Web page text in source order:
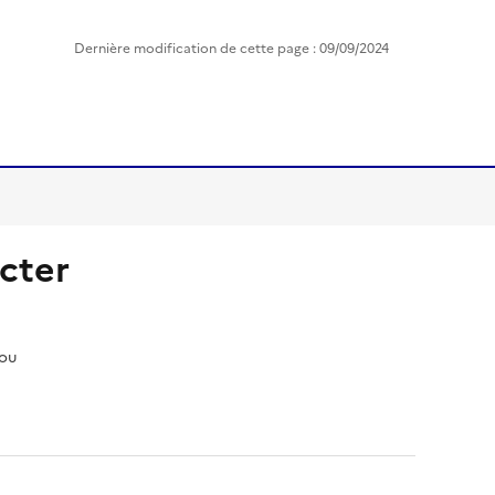
Dernière modification de cette page : 09/09/2024